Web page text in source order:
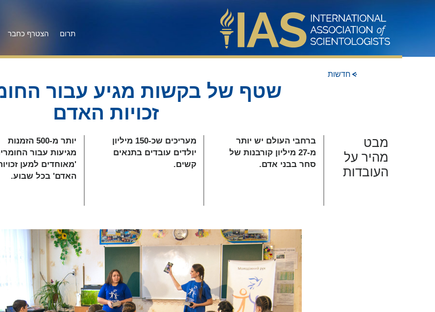
תרום הצטרף כחבר
חדשות
שטף של בקשות מגיע עבור
זכויות האדם
ברחבי העולם יש יותר
מ-27 מיליון קורבנות של
סחר בבני אדם.
מעריכים שכ-150 מיליון
יולדים עובדים בתנאים
קשים.
יותר מ-500 הזמנות
מגיעות עבור
'מאוחדים למען
האדם' בכל שבוע.